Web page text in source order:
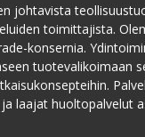
johtavista
toimittajista.
konsernia.
tuotevalikoimaan
laajat huoltopalvelut